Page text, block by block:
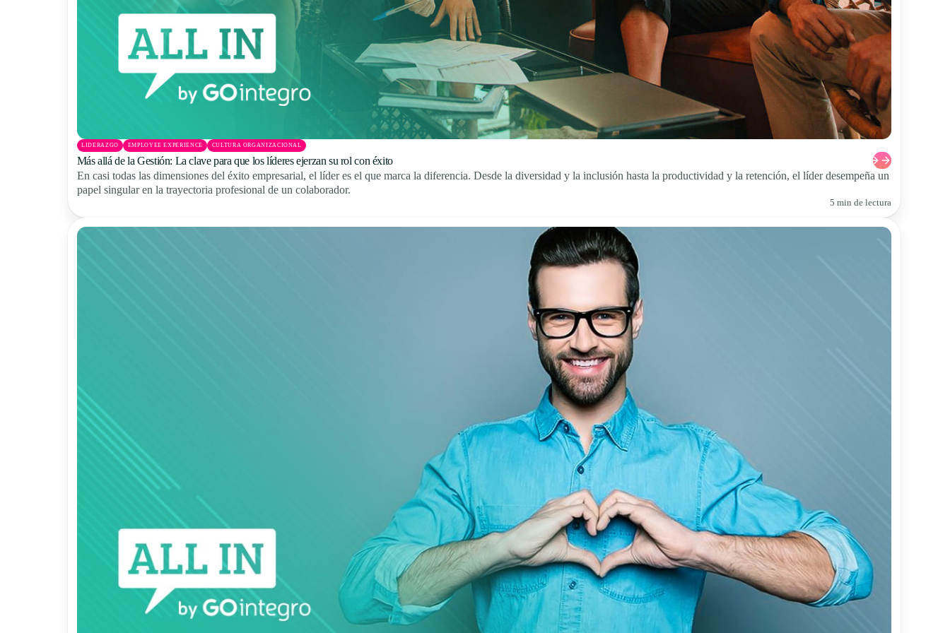
LIDERAZGO EMPLOYEE EXPERIENCE CULTURA ORGANIZACIONAL
Más allá de la Gestión: La clave para que los líderes ejerzan su rol con éxito
En casi todas las dimensiones del éxito empresarial, el líder es el que marca la diferencia. Desde la diversidad y la inclusión hasta la productividad y la retención, el líder desempeña un
papel singular en la trayectoria profesional de un colaborador.
5 min de lectura